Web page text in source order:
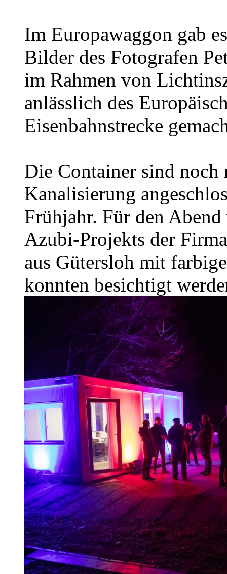
Im Europawaggon gab
Bilder des Fotografen
im Rahmen von
anlässlich des
Eisenbahnstrecke
Die Container sind noch
Kanalisierung
Frühjahr. Für den
Azubi-Projekts der
aus Gütersloh mit
konnten besichtigt